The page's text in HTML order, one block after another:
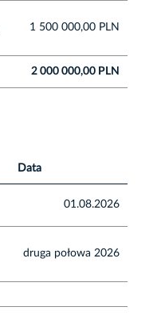
1 500 000,00 PLN
2 000 000,00 PLN
Data
01.08.2026
druga połowa 2026